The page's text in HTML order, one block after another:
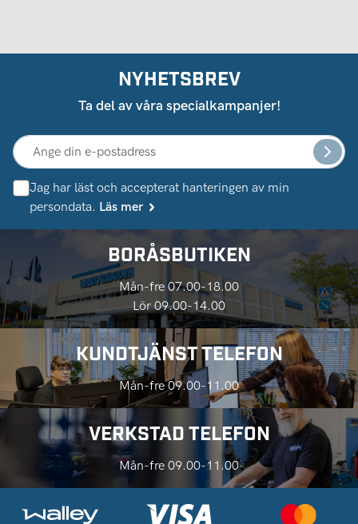
NYHETSBREV
Ta del av våra specialkampanjer!
Jag har läst och accepterat hanteringen av min
persondata. Läs mer
BORÅSBUTIKEN
Mån-fre 07.00-18.00
Lör 09.00-14.00
KUNDTJÄNST TELEFON
Mån-fre 09.00-11.00
VERKSTAD TELEFON
Mån-fre 09.00-11.00